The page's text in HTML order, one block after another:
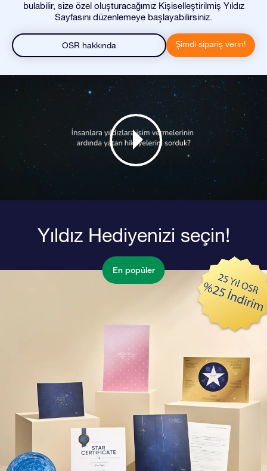
bulabilir, size özel oluşturacağımız Kişiselleştirilmiş Yıldız
Sayfasını düzenlemeye başlayabilirsiniz.
OSR hakkında Şimdi sipariş verin!
Yıldız Hediyenizi seçin!
En popüler